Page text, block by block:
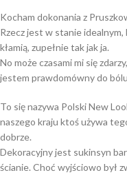
Kocham dokonania z
Rzecz jest w stanie
kłamią, zupełnie tak jak ja.
No może czasami mi się
jestem prawdomówny do
To się nazywa Polski New
naszego kraju ktoś używa
dobrze.
Dekoracyjny jest sukinsyn
ścianie. Choć wyjściowo był